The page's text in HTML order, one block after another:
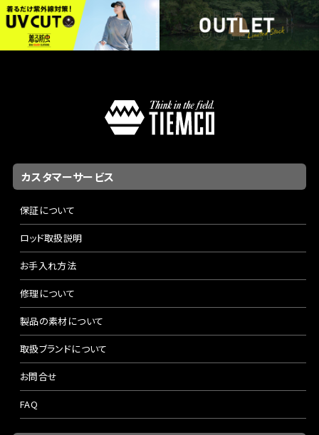
カスタマーサービス
保証について
ロッド取扱説明
お手入れ方法
修理について
製品の素材について
取扱ブランドについて
お問合せ
FAQ